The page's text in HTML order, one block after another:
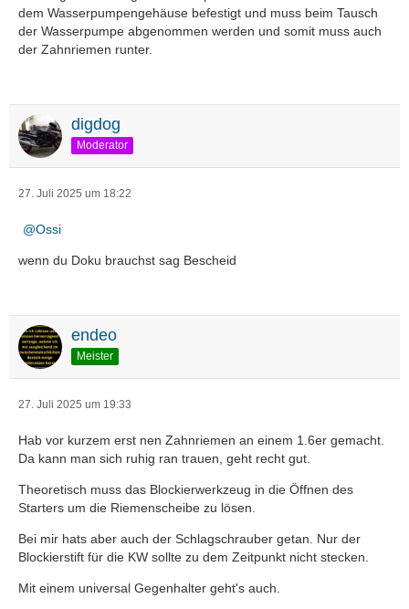
dem Wasserpumpengehäuse befestigt und muss beim Tausch
der Wasserpumpe abgenommen werden und somit muss auch
der Zahnriemen runter.
digdog
Moderator
27. Juli 2025 um 18:22
Ossi
wenn du Doku brauchst sag Bescheid
endeo
Meister
27. Juli 2025 um 19:33
Hab vor kurzem erst nen Zahnriemen an einem 1.6er gemacht.
Da kann man sich ruhig ran trauen, geht recht gut.
Theoretisch muss das Blockierwerkzeug in die Öffnen des
Starters um die Riemenscheibe zu lösen.
Bei mir hats aber auch der Schlagschrauber getan. Nur der
Blockierstift für die KW sollte zu dem Zeitpunkt nicht stecken.
Mit einem universal Gegenhalter geht's auch.